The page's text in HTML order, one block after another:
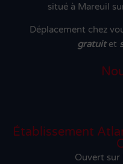
situé à Mareuil
Déplacement chez
gratuitet
Établissement
Ouvert sur